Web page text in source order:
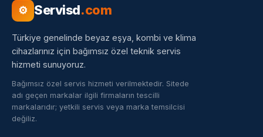
⚙ Servisd.com
Türkiye genelinde beyaz eşya, kombi ve klima
cihazlarınız için bağımsız özel teknik servis
hizmeti sunuyoruz.
Bağımsız özel servis hizmeti verilmektedir. Sitede
adı geçen markalar ilgili firmaların tescilli
markalarıdır; yetkili servis veya marka temsilcisi
değiliz.